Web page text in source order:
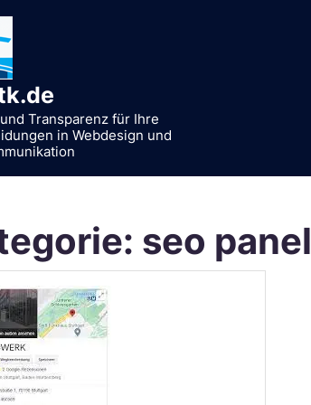
Transparenz für Ihre
in Webdesign und
seo panel